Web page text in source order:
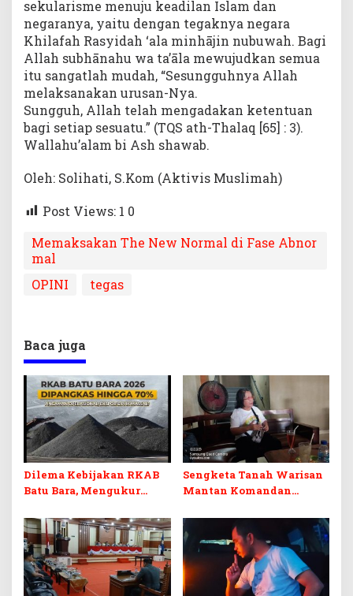
sekularisme menuju keadilan Islam dan
negaranya, yaitu dengan tegaknya negara
Khilafah Rasyidah ‘ala minhājin nubuwah. Bagi
Allah subhānahu wa ta’āla mewujudkan semua
itu sangatlah mudah, “Sesungguhnya Allah
melaksanakan urusan-Nya.
Sungguh, Allah telah mengadakan ketentuan
bagi setiap sesuatu.” (TQS ath-Thalaq [65] : 3).
Wallahu’alam bi Ash shawab.
Oleh: Solihati, S.Kom (Aktivis Muslimah)
Post Views: 1 0
Memaksakan The New Normal di Fase Abnor
mal
OPINI
tegas
Baca juga
Dilema Kebijakan RKAB
Batu Bara, Mengukur
Penerimaan Negara dan
Kepastian Investasi
Sengketa Tanah Warisan
Mantan Komandan
Warisan Menjadi Arena
Pemerasan